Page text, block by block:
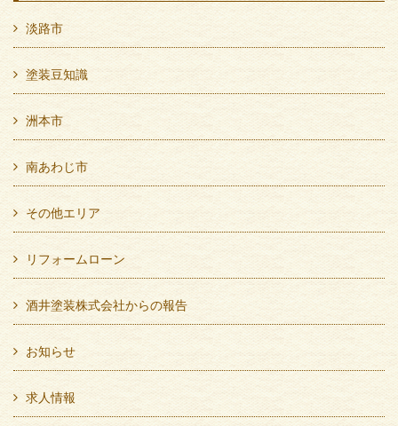
淡路市
塗装豆知識
洲本市
南あわじ市
その他エリア
リフォームローン
酒井塗装株式会社からの報告
お知らせ
求人情報